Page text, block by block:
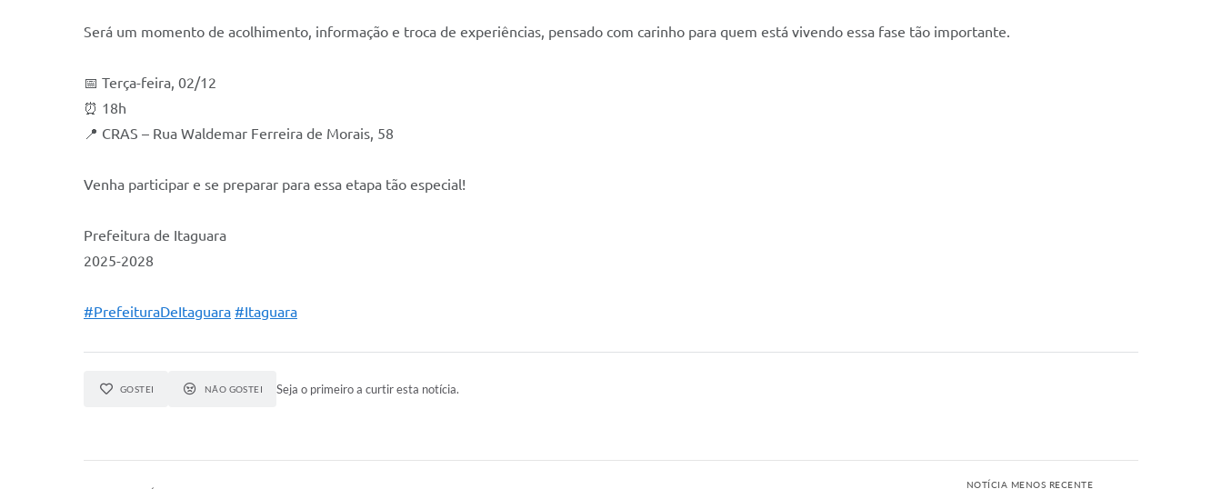
Será um momento de acolhimento, informação e troca de experiências, pensado com carinho para quem está vivendo essa fase tão importante.
📅 Terça-feira, 02/12
⏰ 18h
📍 CRAS – Rua Waldemar Ferreira de Morais, 58
Venha participar e se preparar para essa etapa tão especial!
Prefeitura de Itaguara
2025-2028
#PrefeituraDeItaguara #Itaguara
GOSTEI NÃO GOSTEI Seja o primeiro a curtir esta notícia.
NOTÍCIA MENOS RECENTE